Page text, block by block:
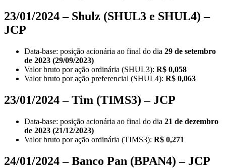
23/01/2024 – Shulz (SHUL3 e SHUL4) –
JCP
Data-base: posição acionária ao final do dia 29 de setembro
de 2023 (29/09/2023)
Valor bruto por ação ordinária (SHUL3): R$ 0,058
Valor bruto por ação preferencial (SHUL4): R$ 0,063
23/01/2024 – Tim (TIMS3) – JCP
Data-base: posição acionária ao final do dia 21 de dezembro
de 2023 (21/12/2023)
Valor bruto por ação ordinária (TIMS3): R$ 0,271
24/01/2024 – Banco Pan (BPAN4) – JCP